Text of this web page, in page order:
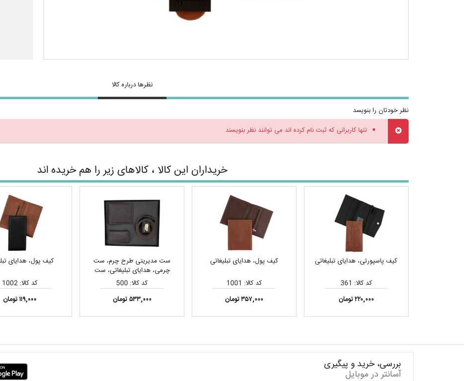
نظرها درباره کالا
نظر خودتان را بنویسد
تنها کاربرانی که ثبت نام کرده اند می توانند نظر بنویسند
خریداران این کالا ، کالاهای زیر را هم خریده اند
کیف پاسپورتی، هدایای تبلیغاتی
کد کالا: 361
۲۲۰,۰۰۰ تومان
کیف پول، هدایای تبلیغاتی
کد کالا: 1001
۳۵۷,۰۰۰ تومان
ست مدیریتی طرح چرم، ست
چرمی، هدایای تبلیغاتی، ست
هدیه
کد کالا: 500
۵۳۳,۰۰۰ تومان
کیف پول، هدایای
کد کالا: 1002
۱۱۹,۰۰۰ تومان
بررسی، خرید و پیگیری
آسانتر در موبایل